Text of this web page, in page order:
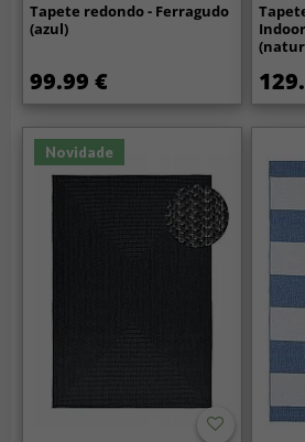
Tapete redondo - Ferragudo
(azul)
99.99 €
Novidade